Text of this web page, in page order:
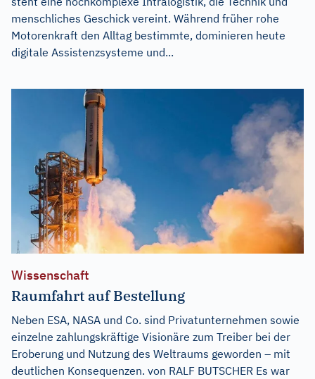
menschliches Geschick vereint. Während früher rohe
Motorenkraft den Alltag bestimmte, dominieren heute
digitale Assistenzsysteme und...
Wissenschaft
Raumfahrt auf Bestellung
Neben ESA, NASA und Co. sind Privatunternehmen sowie
einzelne zahlungskräftige Visionäre zum Treiber bei der
Eroberung und Nutzung des Weltraums geworden – mit
deutlichen Konsequenzen. von RALF BUTSCHER Es war